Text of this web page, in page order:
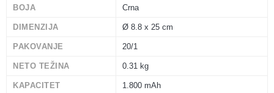
BOJA Crna
DIMENZIJA Ø 8.8 x 25 cm
PAKOVANJE 20/1
NETO TEŽINA 0.31 kg
KAPACITET 1.800 mAh